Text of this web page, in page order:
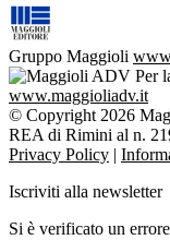
Gruppo Maggioli
Per
www.maggioliadv.it
© Copyright 2026
REA di Rimini al n.
Privacy Policy |
Iscriviti alla newsletter
Si è verificato un